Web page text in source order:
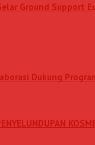
Ground Support
Dukung